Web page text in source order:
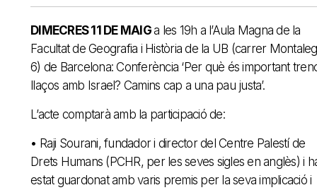
DIMECRES 11 DE MAIGa les 19h a l’Aula Magna de la
Facultat de Geografia i Història de la UB (carrer
6) de Barcelona: Conferència ‘Per què és important
llaços amb Israel? Camins cap a una pau justa’.
L’acte comptarà amb la participació de:
• Raji Sourani, fundador i director del Centre Palestí de
Drets Humans (PCHR, per les seves sigles en anglès) i
estat guardonat amb varis premis per la seva implicació i